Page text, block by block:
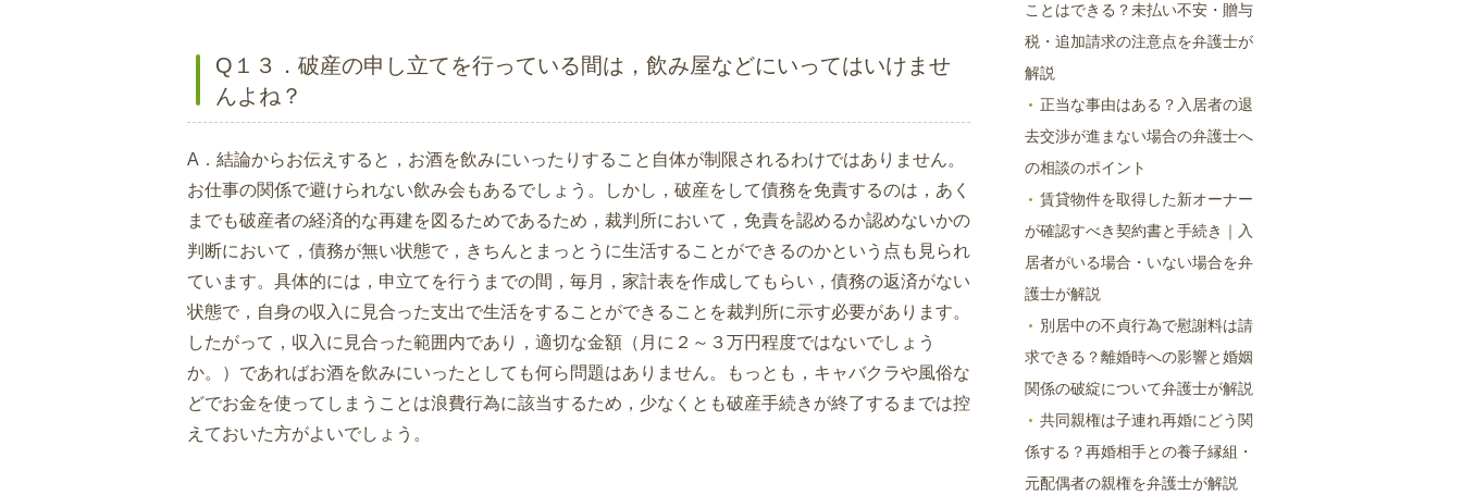
Q１３．破産の申し立てを行っている間は，飲み屋などにいってはいけませ
んよね？
A．結論からお伝えすると，お酒を飲みにいったりすること自体が制限されるわけではありません。
お仕事の関係で避けられない飲み会もあるでしょう。しかし，破産をして債務を免責するのは，あく
までも破産者の経済的な再建を図るためであるため，裁判所において，免責を認めるか認めないかの
判断において，債務が無い状態で，きちんとまっとうに生活することができるのかという点も見られ
ています。具体的には，申立てを行うまでの間，毎月，家計表を作成してもらい，債務の返済がない
状態で，自身の収入に見合った支出で生活をすることができることを裁判所に示す必要があります。
したがって，収入に見合った範囲内であり，適切な金額（月に２～３万円程度ではないでしょう
か。）であればお酒を飲みにいったとしても何ら問題はありません。もっとも，キャバクラや風俗な
どでお金を使ってしまうことは浪費行為に該当するため，少なくとも破産手続きが終了するまでは控
えておいた方がよいでしょう。
ことはできる？未払い不安・贈与
税・追加請求の注意点を弁護士が
解説
正当な事由はある？入居者の退
去交渉が進まない場合の弁護士へ
の相談のポイント
賃貸物件を取得した新オーナー
が確認すべき契約書と手続き｜入
居者がいる場合・いない場合を弁
護士が解説
別居中の不貞行為で慰謝料は請
求できる？離婚時への影響と婚姻
関係の破綻について弁護士が解説
共同親権は子連れ再婚にどう関
係する？再婚相手との養子縁組・
元配偶者の親権を弁護士が解説